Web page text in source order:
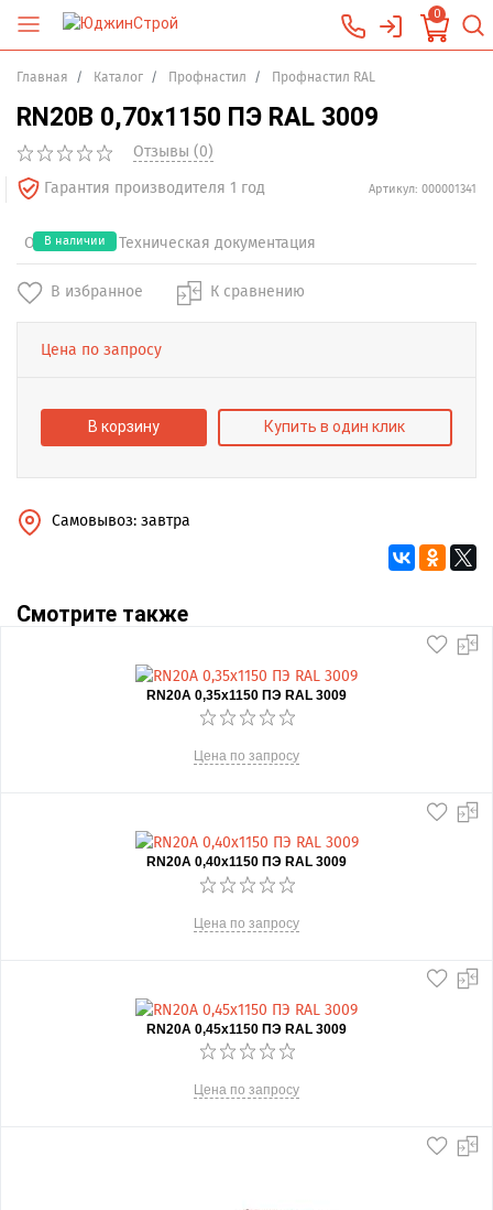
0
Главная Каталог Профнастил Профнастил RAL
RN20B 0,70x1150 ПЭ RAL 3009
Отзывы (0)
Гарантия производителя 1 год
Артикул: 000001341
В наличии
Отзывы (0) Техническая документация
В избранное К сравнению
Цена по запросу
В корзину Купить в один клик
Самовывоз: завтра
Смотрите также
RN20А 0,35x1150 ПЭ RAL 3009
Цена по запросу
RN20А 0,40x1150 ПЭ RAL 3009
Цена по запросу
RN20А 0,45x1150 ПЭ RAL 3009
Цена по запросу